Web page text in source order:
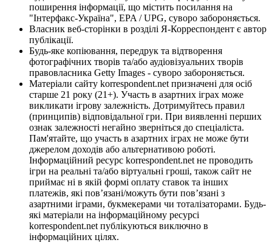
поширення інформації, що містить посилання на
"Інтерфакс-Україна", EPA / UPG, суворо забороняється.
Власник веб-сторінки в розділі Я-Корреспондент є автор
публікації.
Будь-яке копіювання, передрук та відтворення
фотографічних творів та/або аудіовізуальних творів
правовласника Getty Images - суворо забороняється.
Матеріали сайту korrespondent.net призначені для осіб
старше 21 року (21+). Участь в азартних іграх може
викликати ігрову залежність. Дотримуйтесь правил
(принципів) відповідальної гри. При виявленні перших
ознак залежності негайно зверніться до спеціаліста.
Пам'ятайте, що участь в азартних іграх не може бути
джерелом доходів або альтернативою роботі.
Інформаційний ресурс korrespondent.net не проводить
ігри на реальні та/або віртуальні гроші, також сайт не
приймає ні в якій формі оплату ставок та інших
платежів, які пов’язані/можуть бути пов’язані з
азартними іграми, букмекерами чи тоталізаторами. Будь-
які матеріали на інформаційному ресурсі
korrespondent.net публікуються виключно в
інформаційних цілях.